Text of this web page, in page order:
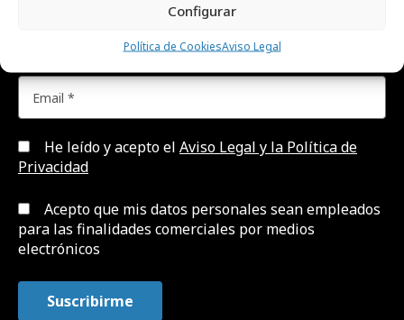
Configurar
Política de CookiesAviso Legal
He leído y acepto el Aviso Legal y la Política de
Privacidad
Acepto que mis datos personales sean empleados
para las finalidades comerciales por medios
electrónicos